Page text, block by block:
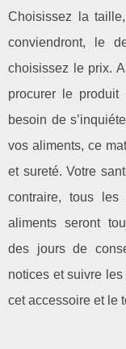
Choisissez la
conviendront, le
choisissez le prix.
procurer le
besoin de
vos aliments, ce
et sureté. Votre
contraire, tous les
aliments seront
des jours de
notices et suivre
cet accessoire et le